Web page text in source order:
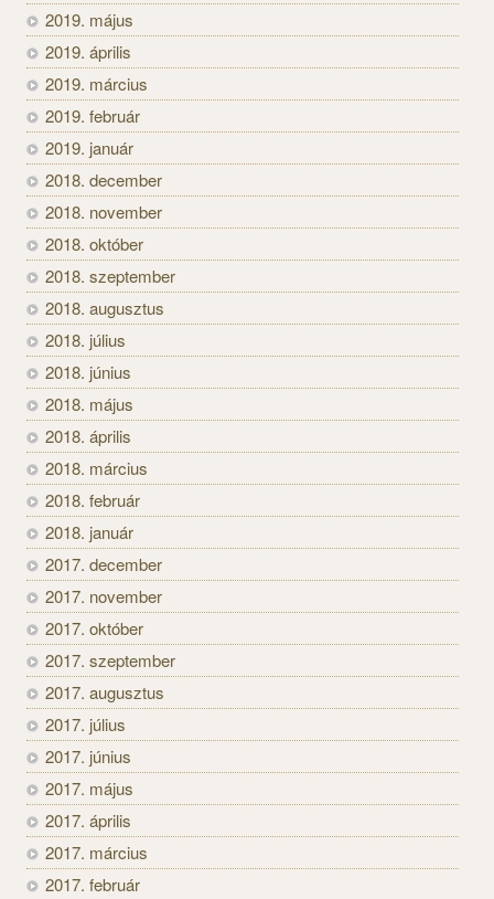
2019. május
2019. április
2019. március
2019. február
2019. január
2018. december
2018. november
2018. október
2018. szeptember
2018. augusztus
2018. július
2018. június
2018. május
2018. április
2018. március
2018. február
2018. január
2017. december
2017. november
2017. október
2017. szeptember
2017. augusztus
2017. július
2017. június
2017. május
2017. április
2017. március
2017. február